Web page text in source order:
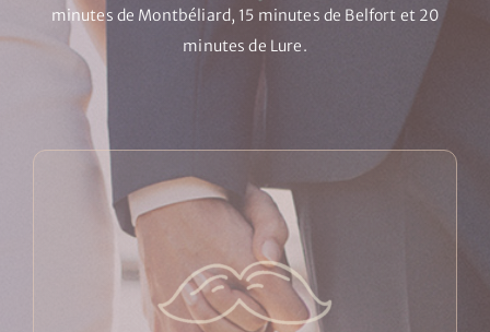
minutes de Montbéliard, 15 minutes de Belfort et 20
minutes de Lure.